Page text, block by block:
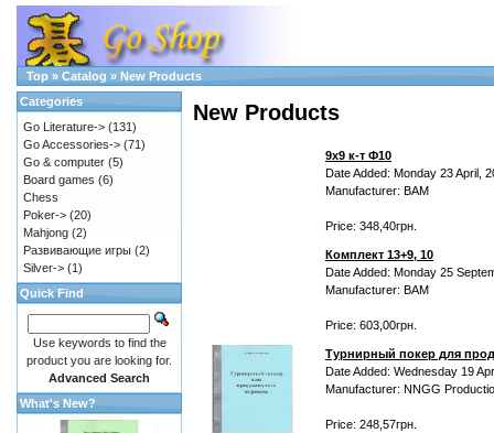
Top » Catalog » New Products
New Products
9х9 к-т Ф10
Date Added: Monday 23 April,
Manufacturer: BAM
Price: 348,40грн.
Комплект 13+9, 10
Date Added: Monday 25
Manufacturer: BAM
Price: 603,00грн.
Турнирный покер для
Date Added: Wednesday 19
Manufacturer: NNGG
Price: 248,57грн.
Categories
Go Literature-> (131)
Go Accessories-> (71)
Go & computer (5)
Board games (6)
Chess
Poker-> (20)
Mahjong (2)
Развивающие игры (2)
Silver-> (1)
Quick Find
Use keywords to find the
product you are looking for.
Advanced Search
What's New?